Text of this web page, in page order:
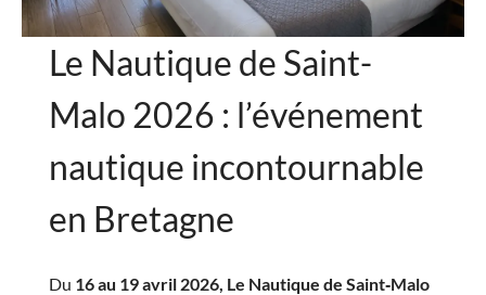
Le Nautique de Saint-
Malo 2026 : l’événement
nautique incontournable
en Bretagne
Du 16 au 19 avril 2026, Le Nautique de Saint‑Malo